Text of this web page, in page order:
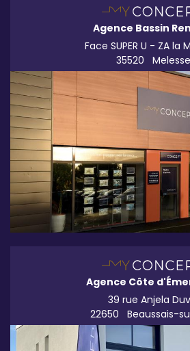
Agence Bassin
Face SUPER U - ZA la
35520
Melesse
Agence Côte
39 rue Anjela
22650
Beaussais-